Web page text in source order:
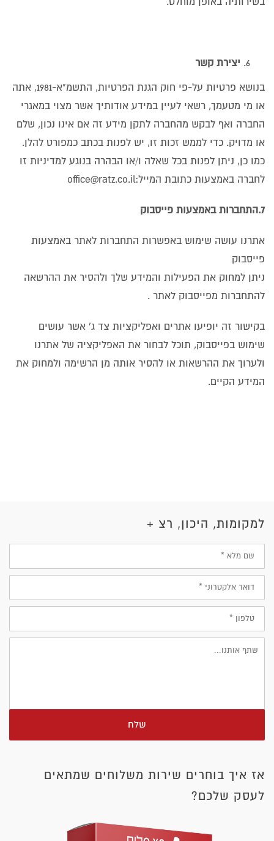
יצירת קשר
בנושא פרטיות על-פי חוק הגנת הפרטיות, התשמ"א-1981, אתה
או מי מטעמך, רשאי לעיין במידע אודותיך אשר מצוי במאגרי
החברה ואף לבקש מהחברה לתקן מידע זה אם אינו נכון, שלם
או מדויק. כדי לממש זכות זו, יש לפנות בכתב כמפורט להלן.
כמו כן, ניתן לפנות בכל שאלה ו/או הבהרה בנוגע למדיניות זו
לחברה באמצעות כתובת המייל:office@ratz.co.il
7.התחברות באמצעות פייסבוק
אתרנו עושה שימוש באפשרות התחברות לאתר באמצעות
פייסבוק
ניתן למחוק את הפעילות והמידע שלך ולהסיר את ההרשאה
להתחברות מפייסבוק לאתר .
בקישור זה יופיעו אתרים ואפליקציות צד ג' אשר עושים
שימוש בפייסבוק, תוכל לבחור את האפליקציה של אתרנו
ולערוך את ההרשאות או להסיר אותה מן הרשימה ולמחוק את
המידע הקיים.
למקומות, היכון, רצ +
שם
מלא
דוא״ל
טלפון
שלח
אז איך בוחרים שירות משלוחים שמתאים
לעסק שלכם?